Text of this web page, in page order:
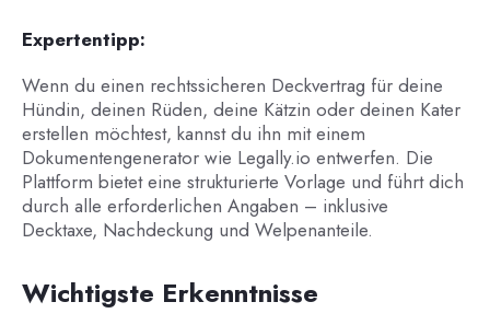
Expertentipp:
Wenn du einen rechtssicheren Deckvertrag für deine
Hündin, deinen Rüden, deine Kätzin oder deinen Kater
erstellen möchtest, kannst du ihn mit einem
Dokumentengenerator wie Legally.io entwerfen. Die
Plattform bietet eine strukturierte Vorlage und führt dich
durch alle erforderlichen Angaben – inklusive
Decktaxe, Nachdeckung und Welpenanteile.
Wichtigste Erkenntnisse